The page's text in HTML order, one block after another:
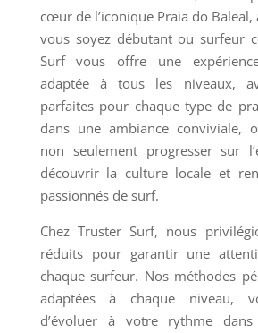
cœur de l’iconique Praia do Baleal,
vous soyez débutant ou surfeur
Surf vous offre une
adaptée à tous les niveaux,
parfaites pour chaque type de
dans une ambiance conviviale,
non seulement progresser sur
découvrir la culture locale et
passionnés de surf.
Chez Truster Surf, nous
réduits pour garantir une
chaque surfeur. Nos méthodes
adaptées à chaque niveau,
d’évoluer à votre rythme